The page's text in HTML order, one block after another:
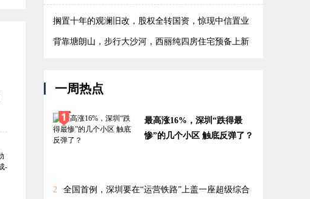
搁置十年的观澜旧改，股权全转国资，惊现中信置业
身影
背靠塘朗山，步行大沙河，西丽纯四房住宅预备上新
一周热点
最高涨16%，深圳“跌得最
惨”的几个小区 触底反弹了？
2 全国首例，深圳要在“运营铁路”上盖一座超级综合